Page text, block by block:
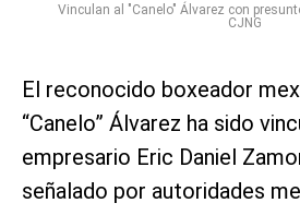
Vinculan al "Canelo" Álvarez con
CJNG
El reconocido boxeador
“Canelo” Álvarez ha sido
empresario Eric Daniel
señalado por autoridades